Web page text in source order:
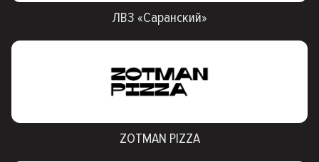
ЛВЗ «Саранский»
ZOTMAN PIZZA